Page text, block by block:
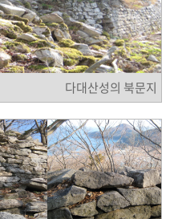
다대산성의 북문지